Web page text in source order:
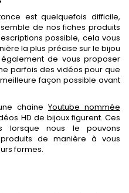
est quelquefois difficile,
de nos fiches produits
possible, cela vous
la plus précise sur le bijou
de vous proposer
parfois des vidéos pour que
façon possible avant
chaineYoutube nommée
HD de bijoux figurent. Ces
lorsque nous le pouvons
de manière à vous
formes.